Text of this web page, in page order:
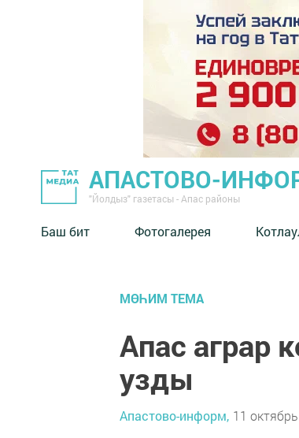
АПАСТОВО-
"Йолдыз" газетасы - Апас районы
Баш бит Фотогалерея
МӨҺИМ ТЕМА
Апас аграр
узды
Апастово-информ, 11